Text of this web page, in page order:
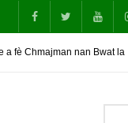
a fè Chmajman nan Bwat la